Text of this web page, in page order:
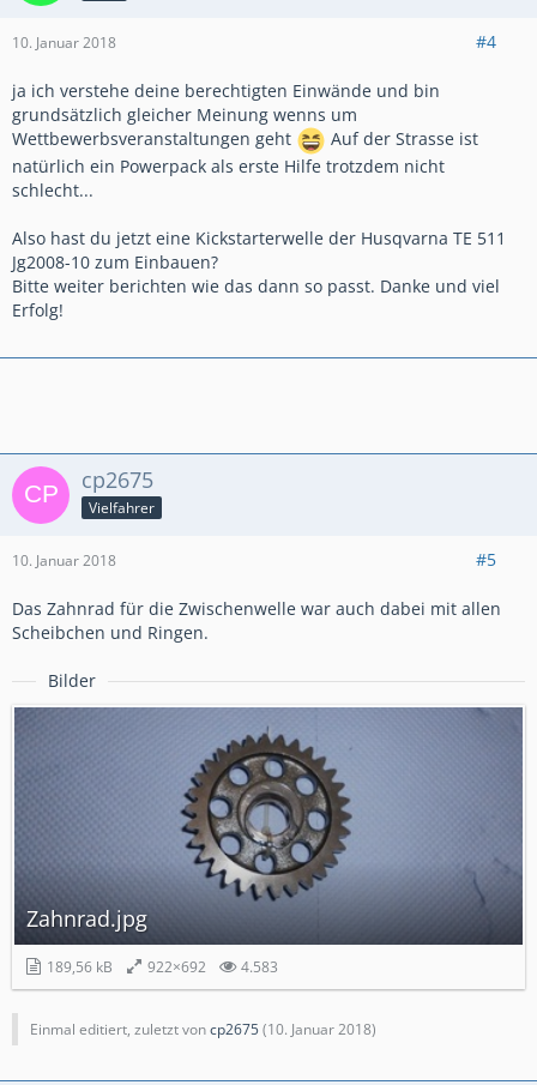
10. Januar 2018 #4
ja ich verstehe deine berechtigten Einwände und bin
grundsätzlich gleicher Meinung wenns um
Wettbewerbsveranstaltungen geht
Auf der Strasse ist
natürlich ein Powerpack als erste Hilfe trotzdem nicht
schlecht...
Also hast du jetzt eine Kickstarterwelle der Husqvarna TE 511
Jg2008-10 zum Einbauen?
Bitte weiter berichten wie das dann so passt. Danke und viel
Erfolg!
cp2675
Vielfahrer
10. Januar 2018 #5
Das Zahnrad für die Zwischenwelle war auch dabei mit allen
Scheibchen und Ringen.
Bilder
Zahnrad.jpg
189,56 kB 922×692 4.583
Einmal editiert, zuletzt voncp2675(10. Januar 2018)